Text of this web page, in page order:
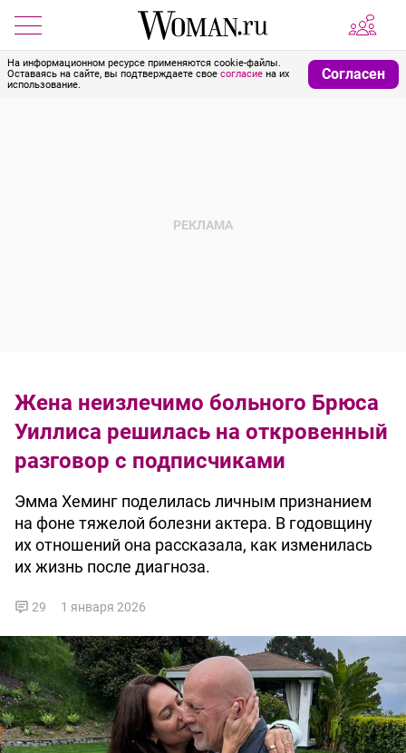
На информационном ресурсе применяются cookie-файлы.
Оставаясь на сайте, вы подтверждаете свое согласие на их
использование.
Согласен
Жена неизлечимо больного Брюса
Уиллиса решилась на откровенный
разговор с подписчиками
Эмма Хеминг поделилась личным признанием
на фоне тяжелой болезни актера. В годовщину
их отношений она рассказала, как изменилась
их жизнь после диагноза.
29 1 января 2026